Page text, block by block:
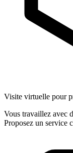
Visite virtuelle pour
Vous travaillez avec
Proposez un service